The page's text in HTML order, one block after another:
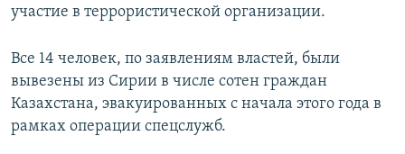
участие в террористической организации.
Все 14 человек, по заявлениям властей, были
вывезены из Сирии в числе сотен граждан
Казахстана, эвакуированных с начала этого года в
рамках операции спецслужб.